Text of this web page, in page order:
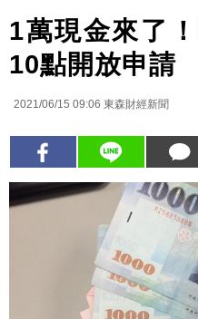
1萬現金來了
10點開放申請
2021/06/15 09:06 東森財經新聞